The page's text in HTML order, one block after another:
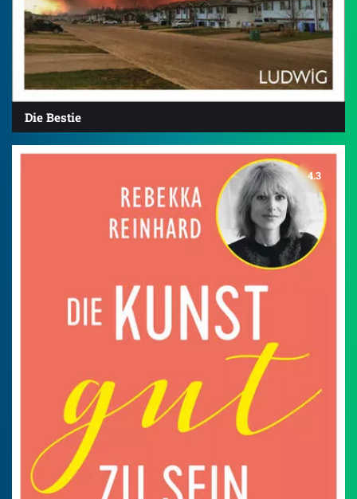
Die Bestie
4.3